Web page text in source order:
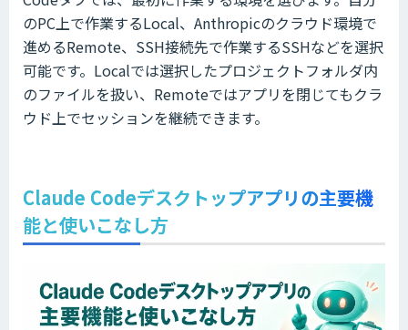
のPC上で作業するLocal、Anthropicのクラウド環境で
進めるRemote、SSH接続先で作業するSSHなどを選択
可能です。Localでは選択したプロジェクトフォルダ内
のファイルを扱い、Remoteではアプリを閉じてもクラ
ウド上でセッションを継続できます。
Claude Codeデスクトップアプリの主要機
能と使いこなし方